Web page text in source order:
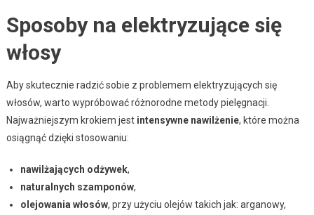
Sposoby na elektryzujące się
włosy
Aby skutecznie radzić sobie z problemem elektryzujących się
włosów, warto wypróbować różnorodne metody pielęgnacji.
Najważniejszym krokiem jest intensywne nawilżenie, które można
osiągnąć dzięki stosowaniu:
nawilżających odżywek,
naturalnych szamponów,
olejowania włosów, przy użyciu olejów takich jak: arganowy,